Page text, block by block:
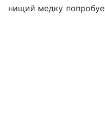
нищий медку